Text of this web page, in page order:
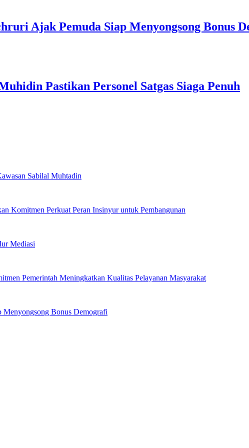
Ajak Pemuda Siap Menyongsong Bonus
Pastikan Personel Satgas Siaga Penuh
Sabilal Muhtadin
Komitmen Perkuat Peran Insinyur untuk Pembangunan
Mediasi
Pemerintah Meningkatkan Kualitas Pelayanan Masyarakat
Bonus Demografi